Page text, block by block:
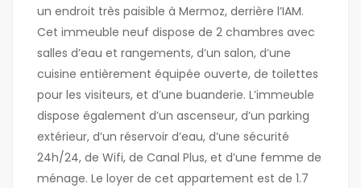
un endroit très paisible à Mermoz, derrière l’IAM.
Cet immeuble neuf dispose de 2 chambres avec
salles d’eau et rangements, d’un salon, d’une
cuisine entièrement équipée ouverte, de toilettes
pour les visiteurs, et d’une buanderie. L’immeuble
dispose également d’un ascenseur, d’un parking
extérieur, d’un réservoir d’eau, d’une sécurité
24h/24, de Wifi, de Canal Plus, et d’une femme de
ménage. Le loyer de cet appartement est de 1.7